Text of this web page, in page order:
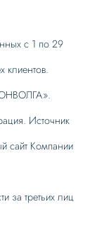
с 1 по 29
клиентов.
Источник
сайт Компании
за третьих лиц